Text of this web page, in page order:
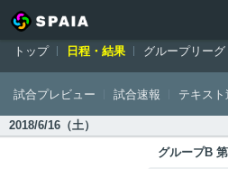
トップ ワールドカップ ロシア大会
トップ 日程・結果 グループリーグ
試合プレビュー 試合速報 テキスト
2018/6/16（土）
グループB